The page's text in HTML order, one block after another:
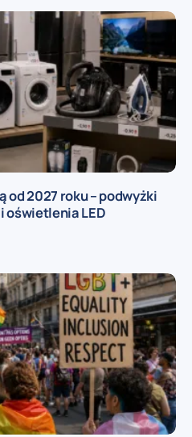
od 2027 roku – podwyżki
oświetlenia LED